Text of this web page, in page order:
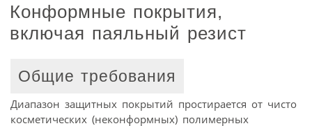
Конформные покрытия,
включая паяльный резист
Общие требования
Диапазон защитных покрытий простирается от чисто
косметических (неконформных) полимерных